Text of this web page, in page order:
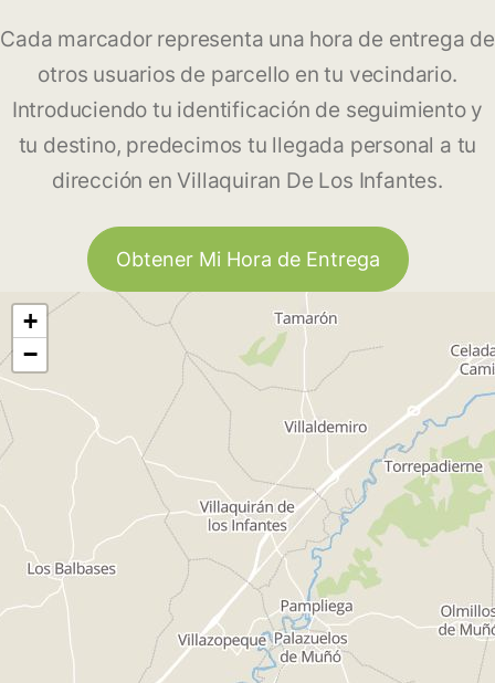
Cada marcador representa una hora de entrega de
otros usuarios de parcello en tu vecindario.
Introduciendo tu identificación de seguimiento y
tu destino, predecimos tu llegada personal a tu
dirección en Villaquiran De Los Infantes.
Obtener Mi Hora de Entrega
+
−